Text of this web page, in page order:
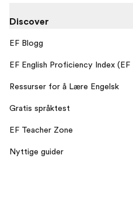
Discover
EF Blogg
EF English Proficiency Index (EF
Ressurser for å Lære Engelsk
Gratis språktest
EF Teacher Zone
Nyttige guider